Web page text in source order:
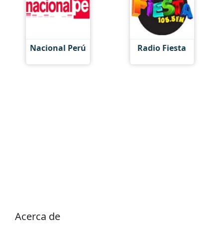
Nacional Perú Radio Fiesta
Acerca de